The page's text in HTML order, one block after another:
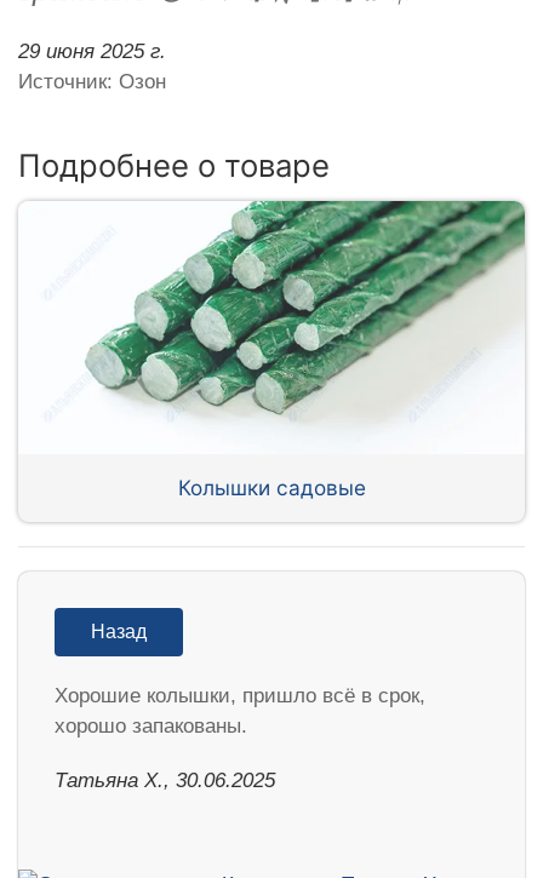
29 июня 2025 г.
Источник: Озон
Подробнее о товаре
Колышки садовые
Назад
Хорошие колышки, пришло всё в срок,
хорошо запакованы.
Татьяна Х., 30.06.2025